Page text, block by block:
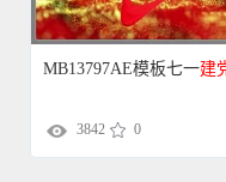
MB13797AE模板七一建
3842 0